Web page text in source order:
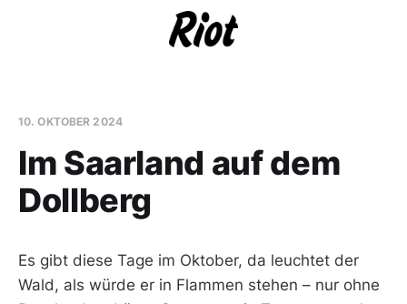
10. OKTOBER 2024
Im Saarland auf dem
Dollberg
Es gibt diese Tage im Oktober, da leuchtet der
Wald, als würde er in Flammen stehen – nur ohne